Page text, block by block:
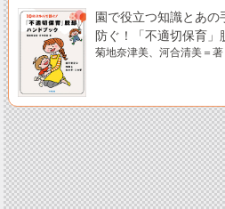
園で役立つ知識とあ
防ぐ！「不適切保育」
菊地奈津美、河合清美＝著